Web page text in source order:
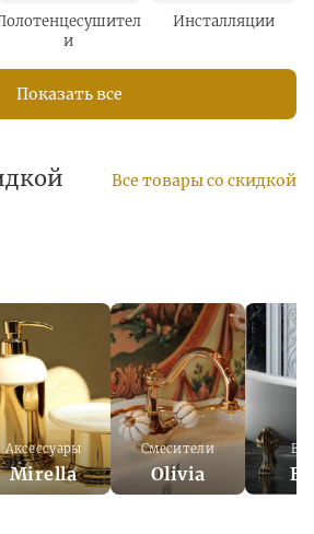
и
Инсталляции
Показать все
Все товары со скидкой
Аксессуары
Mirella
Смесители
Olivia